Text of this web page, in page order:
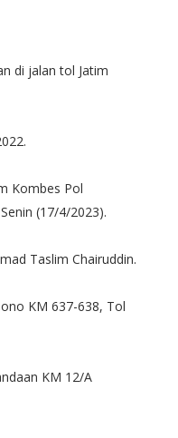
di jalan tol Jatim
Kombes Pol
(17/4/2023).
Taslim Chairuddin.
KM 637-638, Tol
KM 12/A